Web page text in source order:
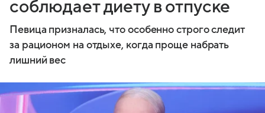
соблюдает диету в отпуске
Певица призналась, что особенно строго следит
за рационом на отдыхе, когда проще набрать
лишний вес